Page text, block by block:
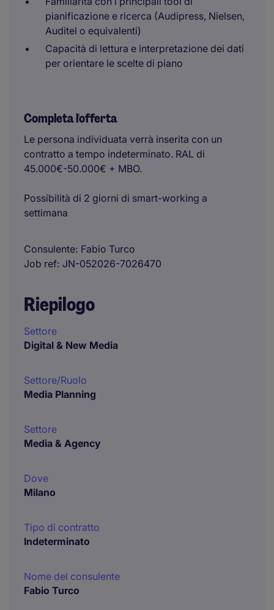
pianificazione e ricerca (Audipress, Nielsen,
Auditel o equivalenti)
Capacità di lettura e interpretazione dei dati
per orientare le scelte di piano
Completa l'offerta
Le persona individuata verrà inserita con un
contratto a tempo indeterminato. RAL di
45.000€-50.000€ + MBO.
Possibilità di 2 giorni di smart-working a
settimana
Consulente Fabio Turco
Job ref JN-052026-7026470
Riepilogo
Settore
Digital & New Media
Settore/Ruolo
Media Planning
Settore
Media & Agency
Dove
Milano
Tipo di contratto
Indeterminato
Nome del consulente
Fabio Turco